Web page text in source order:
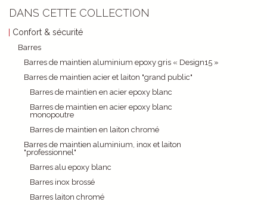
DANS CETTE COLLECTION
Confort & sécurité
Barres
Barres de maintien aluminium epoxy gris « Design15 »
Barres de maintien acier et laiton "grand public"
Barres de maintien en acier epoxy blanc
Barres de maintien en acier epoxy blanc
monopoutre
Barres de maintien en laiton chromé
Barres de maintien aluminium, inox et laiton
"professionnel"
Barres alu epoxy blanc
Barres inox brossé
Barres laiton chromé